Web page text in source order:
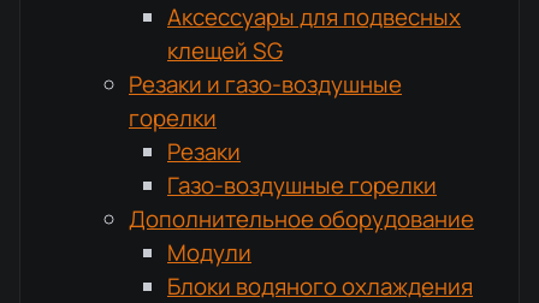
Аксессуары для подвесных
клещей SG
Резаки и газо-воздушные
горелки
Резаки
Газо-воздушные горелки
Дополнительное оборудование
Модули
Блоки водяного охлаждения